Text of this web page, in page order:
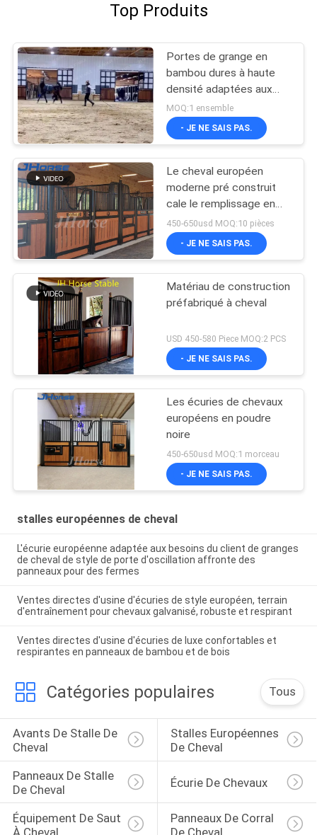
Top Produits
Portes de grange en
bambou dures à haute
densité adaptées aux
besoins du client de
stalle de remplissage
MOQ:1 ensemble
- JE NE SAIS PAS.
Le cheval européen
moderne pré construit
cale le remplissage en
bambou facultatif
450-650usd MOQ:10 pièces
- JE NE SAIS PAS.
Matériau de construction
préfabriqué à cheval
USD 450-580 Piece MOQ:2 PCS
- JE NE SAIS PAS.
Les écuries de chevaux
européens en poudre
noire
450-650usd MOQ:1 morceau
- JE NE SAIS PAS.
stalles européennes de cheval
L'écurie européenne adaptée aux besoins du client de granges
de cheval de style de porte d'oscillation affronte des
panneaux pour des fermes
Ventes directes d'usine d'écuries de style européen, terrain
d'entraînement pour chevaux galvanisé, robuste et respirant
Ventes directes d'usine d'écuries de luxe confortables et
respirantes en panneaux de bambou et de bois
Catégories populaires Tous
Avants De Stalle De
Cheval
Stalles Européennes
De Cheval
Panneaux De Stalle
De Cheval
Écurie De Chevaux
Équipement De Saut
À Cheval
Panneaux De Corral
De Cheval